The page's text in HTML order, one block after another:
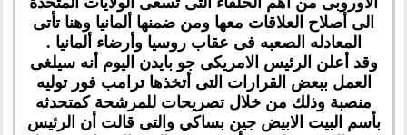
الى أصلاح العلاقات معها ومن ضمنها ألمانيا وهنا تأتى
المعادله الصعبه فى عقاب روسيا وأرضاء ألمانيا .
وقد أعلن الرئيس الامريكى جو بايدن اليوم أنه سيلغى
العمل ببعض القرارات التى أتخذها ترامب فور توليه
منصبة وذلك من خلال تصريحات للمرشحة كمتحدثه
بأسم البيت الابيض جين بساكي والتى قالت أن الرئيس